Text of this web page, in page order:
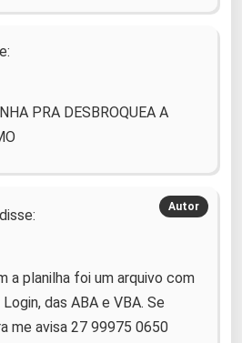
PRA DESBROQUEA A
disse:
a planilha foi um arquivo com
das ABA e VBA. Se
me avisa 27 99975 0650